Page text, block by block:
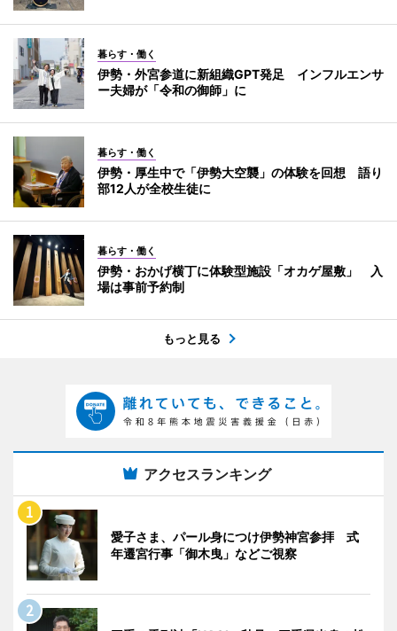
暮らす・働く
伊勢・外宮参道に新組織GPT発足 インフルエンサ
ー夫婦が「令和の御師」に
暮らす・働く
伊勢・厚生中で「伊勢大空襲」の体験を回想 語り
部12人が全校生徒に
暮らす・働く
伊勢・おかげ横丁に体験型施設「オカゲ屋敷」 入
場は事前予約制
もっと見る
アクセスランキング
愛子さま、パール身につけ伊勢神宮参拝 式
年遷宮行事「御木曳」などご視察